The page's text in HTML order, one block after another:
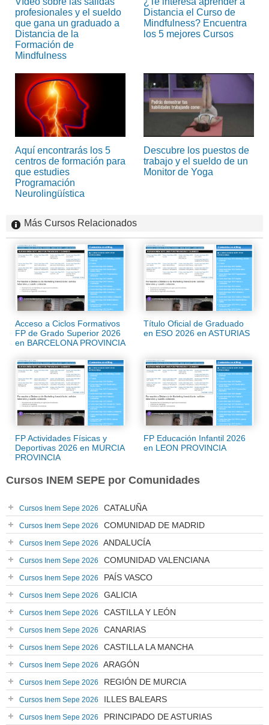
profesionales y el sueldo
que gana un graduado a
Distancia de la
Formación de
Mindfulness
Distancia el Curso de
Mindfulness? Encuentra
los 5 mejores Cursos
Aquí encontrarás los 5
centros de formación para
que estudies
Programación
Neurolingüística
Descubre los puestos de
trabajo y el sueldo de un
Monitor de Yoga
Más Cursos Relacionados
Acceso a Ciclos Formativos
FP de Grado Superior 2026
en BARCELONA PROVINCIA
Título Oficial de Graduado
en ESO 2026 en ASTURIAS
FP Actividades Físicas y
Deportivas 2026 en MURCIA
PROVINCIA
FP Educación Infantil 2026
en LEON PROVINCIA
Cursos INEM SEPE por Comunidades
Cursos Inem Sepe 2026 CATALUÑA
Cursos Inem Sepe 2026 COMUNIDAD DE MADRID
Cursos Inem Sepe 2026 ANDALUCÍA
Cursos Inem Sepe 2026 COMUNIDAD VALENCIANA
Cursos Inem Sepe 2026 PAÍS VASCO
Cursos Inem Sepe 2026 GALICIA
Cursos Inem Sepe 2026 CASTILLA Y LEÓN
Cursos Inem Sepe 2026 CANARIAS
Cursos Inem Sepe 2026 CASTILLA LA MANCHA
Cursos Inem Sepe 2026 ARAGÓN
Cursos Inem Sepe 2026 REGIÓN DE MURCIA
Cursos Inem Sepe 2026 ILLES BALEARS
Cursos Inem Sepe 2026 PRINCIPADO DE ASTURIAS